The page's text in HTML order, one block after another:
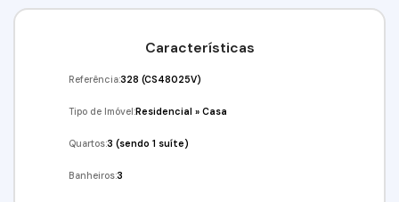
Características
Referência:328 (CS48025V)
Tipo de Imóvel:Residencial »Casa
Quartos:3 (sendo 1 suíte)
Banheiros:3